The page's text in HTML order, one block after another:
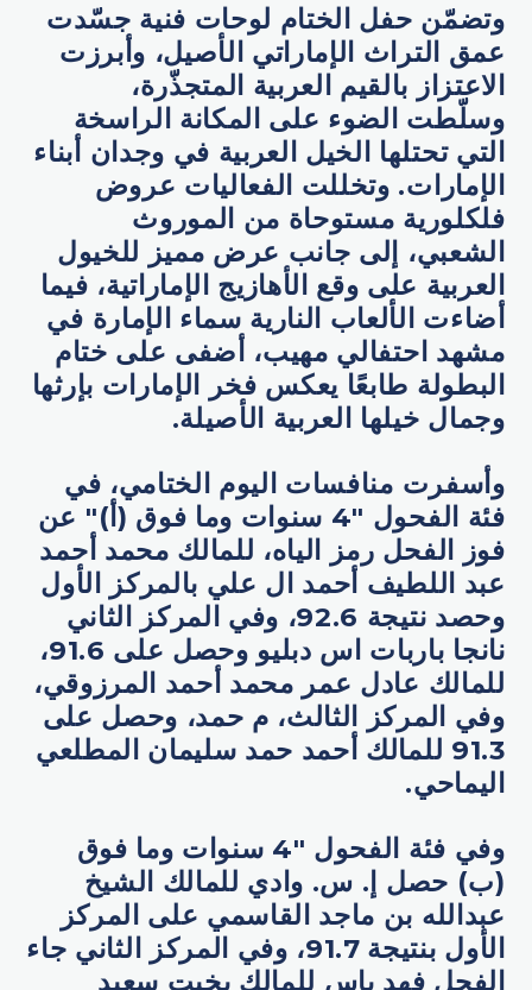
وتضمّن حفل الختام لوحات فنية جسّدت
عمق التراث الإماراتي الأصيل، وأبرزت
الاعتزاز بالقيم العربية المتجذّرة،
وسلّطت الضوء على المكانة الراسخة
التي تحتلها الخيل العربية في وجدان أبناء
الإمارات. وتخللت الفعاليات عروض
فلكلورية مستوحاة من الموروث
الشعبي، إلى جانب عرض مميز للخيول
العربية على وقع الأهازيج الإماراتية، فيما
أضاءت الألعاب النارية سماء الإمارة في
مشهد احتفالي مهيب، أضفى على ختام
البطولة طابعًا يعكس فخر الإمارات بإرثها
وجمال خيلها العربية الأصيلة.
وأسفرت منافسات اليوم الختامي، في
فئة الفحول "4 سنوات وما فوق (أ)" عن
فوز الفحل رمز الياه، للمالك محمد أحمد
عبد اللطيف أحمد ال علي بالمركز الأول
وحصد نتيجة 92.6، وفي المركز الثاني
نانجا باربات اس دبليو وحصل على 91.6،
للمالك عادل عمر محمد أحمد المرزوقي،
وفي المركز الثالث، م حمد، وحصل على
91.3 للمالك أحمد حمد سليمان المطلعي
اليماحي.
وفي فئة الفحول "4 سنوات وما فوق
(ب) حصل إ. س. وادي للمالك الشيخ
عبدالله بن ماجد القاسمي على المركز
الأول بنتيجة 91.7، وفي المركز الثاني جاء
الفحل فهد ياس للمالك بخيت سعيد